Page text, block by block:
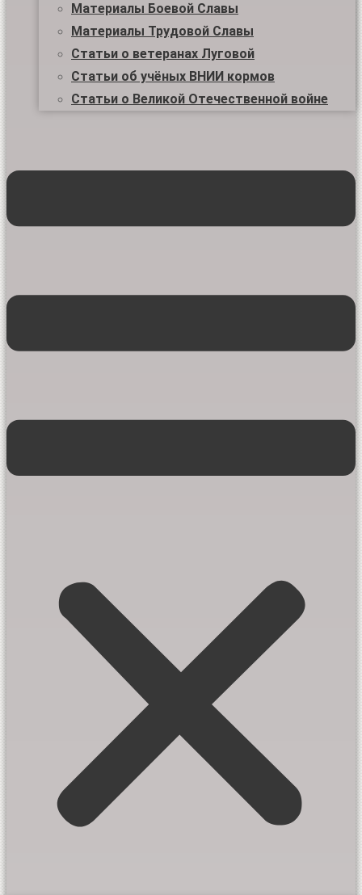
Материалы Боевой Славы
Материалы Трудовой Славы
Статьи о ветеранах Луговой
Статьи об учёных ВНИИ кормов
Статьи о Великой Отечественной войне